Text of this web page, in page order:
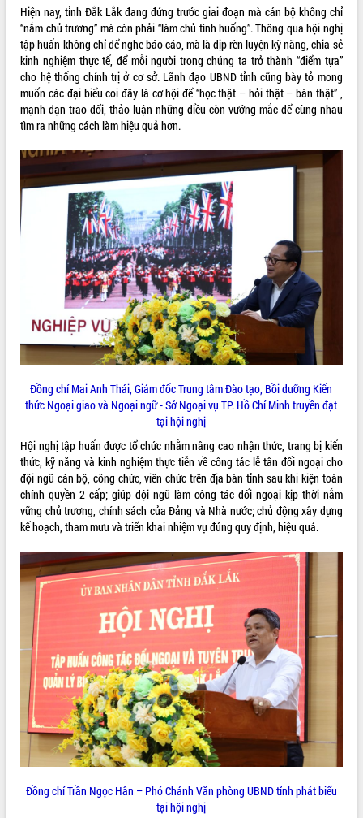
Thứ trưởng Bộ Nông nghiệp và Môi
trường Nguyễn Hoàng Hiệp khảo sát
vùng trồng và doanh nghiệp đóng gói
sầu riêng tại Đắk Lắk
Trình diễn nghệ thuật chế biến các
món ăn từ sầu riêng
Đắk Lắk công bố Quy hoạch và xúc
tiến đầu tư tỉnh
Ngành cá ngừ Đắk Lắk chủ động thích
ứng để giữ vững thị trường xuất khẩu
Diễn đàn Kinh tế tư nhân Việt Nam đột
phá cơ chế - Hợp tác công tư
Đề án 06 tạo bước ngoặt đột phá trong
cải cách hành chính tỉnh Đắk Lắk
Kết nối tour, đẩy mạnh chuyển đổi số
để phát triển du lịch Đắk Lắk
Khởi động Dự án Đầu tư xây dựng hạ
tầng kỹ thuật Cụm công nghiệp Tân
Tiến
Gặp mặt các cơ quan báo chí nhân Kỷ
niệm 101 năm Ngày Báo chí Cách
mạng Việt Nam
Đắk Lắk sơ kết 4 năm triển khai thực
Họp báo thông tin về Hội nghị Công bố
Quy hoạch và Xúc tiến đầu tư tỉnh Đắk
Lắk
Khơi thông điểm nghẽn, đẩy nhanh
giải ngân vốn khắc phục thiên tai
HĐND tỉnh thông qua điều chỉnh Quy
Hội thảo góp ý hồ sơ điều chỉnh quy
hoạch tỉnh Đắk Lắk thời kỳ 2021-2030,
tầm nhìn đến năm 2050
Nâng cao hiệu quả hoạt động của các
doanh nghiệp nhà nước
Hội nghị triển khai kết nối mạng
truyền số liệu chuyên dùng phục vụ cơ
quan Đảng, Nhà nước
Lễ phát động chuỗi hoạt động chung
tay làm sạch môi trường
Xã Ea Kar bước chuyển mình trong
công tác cải cách hành chính mô hình
UBND tỉnh họp báo định kỳ tháng 4
Hiện nay, tỉnh Đắk Lắk đang đứng trước giai đoạn mà cán bộ không chỉ
“nắm chủ trương” mà còn phải “làm chủ tình huống”. Thông qua hội nghị
tập huấn không chỉ để nghe báo cáo, mà là dịp rèn luyện kỹ năng, chia sẻ
kinh nghiệm thực tế, để mỗi người trong chúng ta trở thành “điểm tựa”
cho hệ thống chính trị ở cơ sở. Lãnh đạo UBND tỉnh cũng bày tỏ mong
muốn các đại biểu coi đây là cơ hội để “học thật – hỏi thật – bàn thật” ,
mạnh dạn trao đổi, thảo luận những điều còn vướng mắc để cùng nhau
tìm ra những cách làm hiệu quả hơn.
Đồng chí Mai Anh Thái, Giám đốc Trung tâm Đào tạo, Bồi dưỡng Kiến
thức Ngoại giao và Ngoại ngữ - Sở Ngoại vụ TP. Hồ Chí Minh truyền đạt
tại hội nghị
Hội nghị tập huấn được tổ chức nhằm nâng cao nhận thức, trang bị kiến
thức, kỹ năng và kinh nghiệm thực tiễn về công tác lễ tân đối ngoại cho
đội ngũ cán bộ, công chức, viên chức trên địa bàn tỉnh sau khi kiện toàn
chính quyền 2 cấp; giúp đội ngũ làm công tác đối ngoại kịp thời nắm
vững chủ trương, chính sách của Đảng và Nhà nước; chủ động xây dựng
kế hoạch, tham mưu và triển khai nhiệm vụ đúng quy định, hiệu quả.
Đồng chí Trần Ngọc Hân – Phó Chánh Văn phòng UBND tỉnh phát biểu
tại hội nghị